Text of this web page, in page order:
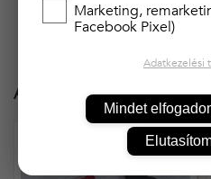
Ajánlott termékek
Marketing,
Facebook Pixel)
Adatkezelési
Mindet